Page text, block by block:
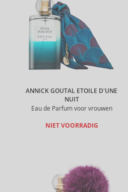
ANNICK GOUTAL ETOILE D'UNE
NUIT
Eau de Parfum voor vrouwen
NIET VOORRADIG